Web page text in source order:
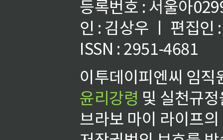
등록번호 : 서울아
인 : 김상우 ㅣ 편집인
ISSN : 2951-4681
이투데이피엔씨 임
윤리강령 및 실천규
브라보 마이 라이프